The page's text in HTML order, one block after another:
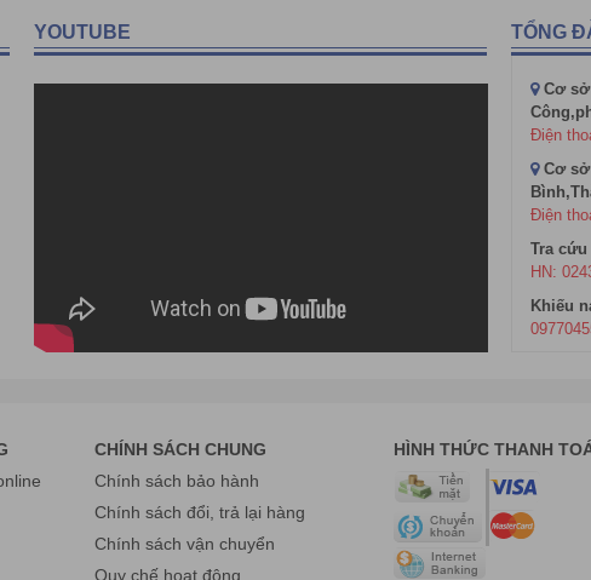
nghiêm ngặt để đảm bảo cung cấp cho khách hàng những sản phẩm
hùng hậu và giàu kinh nghiệm (7-11năm) giúp chúng tôi sẵn sàng hỗ trợ
dù trong thời gian bảo hành hay hết thời gian bảo hành đều được hỗ trợ kỹ
chúng tôi luôn có sẵn để sẵng sàng phục vụ khách hàng đảm bảo rằng
Đối với khách hàng cũ, khách hàng thân thiết, khách hàng mua số lượng
YOUTUBE TỔNG
Cơ sở
Điện
Cơ sở
Điện
Tra
HN:
Khiếu
CHÍNH SÁCH CHUNG
Chính sách bảo hành
Chính sách đổi, trả lại hàng
Chính sách vận chuyển
Quy chế hoạt động
HÌNH THỨC THANH